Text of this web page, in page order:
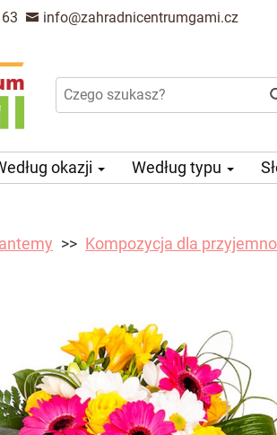
info@zahradnicentrumgami.cz
okazji Według typu
Kompozycja dla